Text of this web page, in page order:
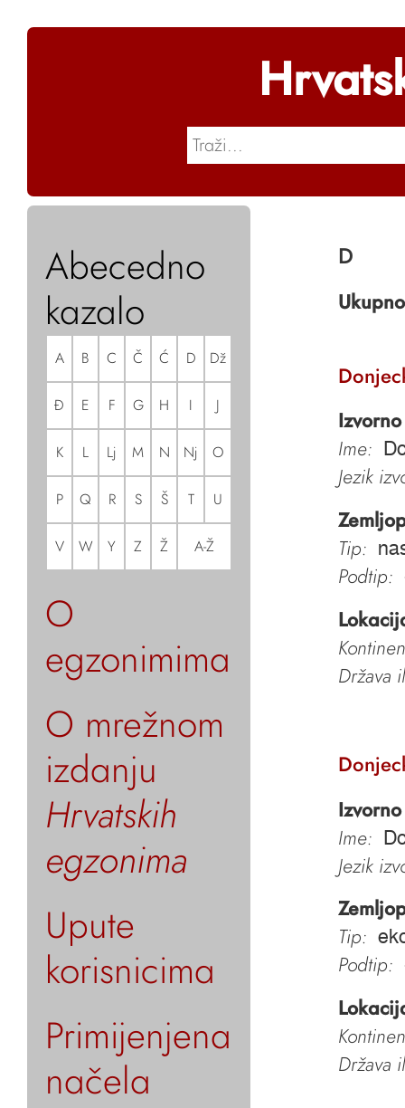
Abecedno
kazalo
A B C Č Ć D Dž
Đ E F G H I J
K L Lj M N Nj O
P Q R S Š T U
V W Y Z Ž A-Ž
O
egzonimima
O mrežnom
izdanju
Hrvatskih
egzonima
Upute
korisnicima
Primijenjena
načela
D
Ime:
Jezik
Tip:
Podtip:
Država
Ime:
Jezik
Tip:
Podtip:
Država